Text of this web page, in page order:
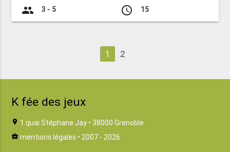
group 3 - 5 access_time 15
1 2
K fée des jeux
location_on 1 quai Stéphane Jay • 38000 Grenoble
business_center mentions légales • 2007 - 2026